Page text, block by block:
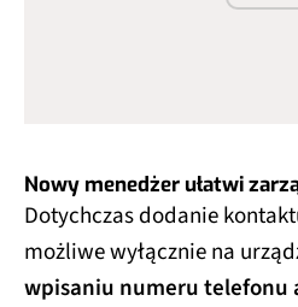
Nowy menedżer ułatwi
Dotychczas dodanie
możliwe wyłącznie na
wpisaniu numeru telefonu